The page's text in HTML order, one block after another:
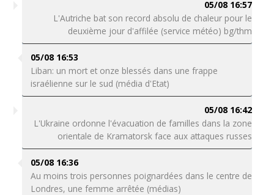
05/08 16:57
L'Autriche bat son record absolu de chaleur pour le
deuxième jour d'affilée (service météo) bg/thm
05/08 16:53
Liban: un mort et onze blessés dans une frappe
israélienne sur le sud (média d'Etat)
05/08 16:42
L'Ukraine ordonne l'évacuation de familles dans la zone
orientale de Kramatorsk face aux attaques russes
05/08 16:36
Au moins trois personnes poignardées dans le centre de
Londres, une femme arrêtée (médias)